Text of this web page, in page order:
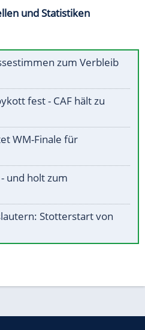
und Statistiken
zum Verbleib
fest - CAF hält zu
WM-Finale für
und holt zum
Stotterstart von